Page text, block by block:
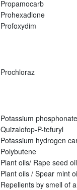
Propamocarb
Prohexadione
Profoxydim
Prochloraz
Potassium
Quizalofop-P-tefuryl
Potassium hydrogen
Polybutene
Plant oils/ Rape seed oil
Plant oils / Spear mint
Repellents by smell of